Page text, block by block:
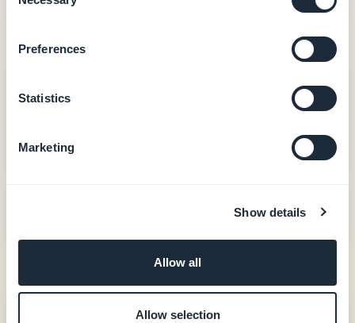
Selection
Preferences
Statistics
Marketing
Show details
Allow all
Allow selection
0 % Provision auf Transaktionen
Native iOS- + Android-Apps — ab 55 €/Monat
In-App-Käufe (Apple StoreKit / Google Play
Billing)
20 Erweiterungen enthalten
Unterstützung bei der Store-Veröffentlichung